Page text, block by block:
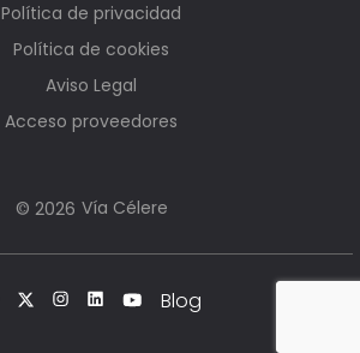
© 2026 Vía Célere
Política de privacidad
Política de cookies
Aviso Legal
Acceso proveedores
Blog